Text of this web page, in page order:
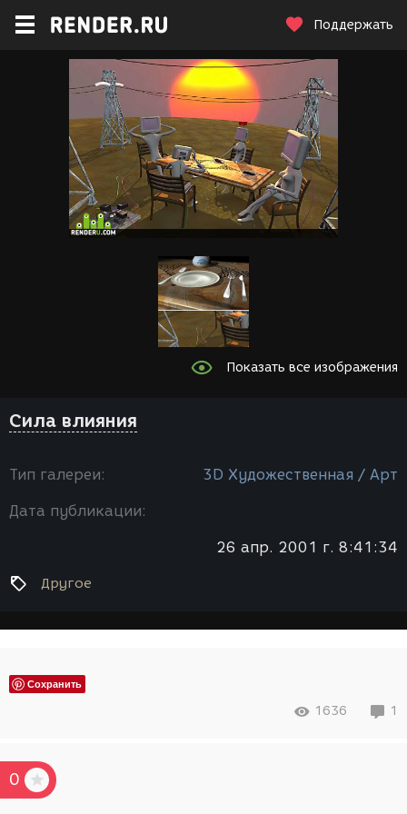
Поддержать
Показать все изображения
Сила влияния
Тип галереи: 3D Художественная / Арт
Дата публикации:
26 апр. 2001 г. 8:41:34
Другое
Сохранить
1636 1
0